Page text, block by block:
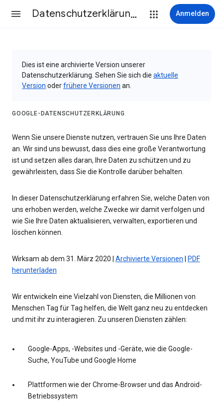
Datenschutzerklärung & Nutzungsbedingungen Anmelden
Dies ist eine archivierte Version unserer
Datenschutzerklärung. Sehen Sie sich die aktuelle
Version oderfrühere Versionen an.
GOOGLE-DATENSCHUTZERKLÄRUNG
Wenn Sie unsere Dienste nutzen, vertrauen Sie uns Ihre Daten
an. Wir sind uns bewusst, dass dies eine große Verantwortung
ist und setzen alles daran, Ihre Daten zu schützen und zu
gewährleisten, dass Sie die Kontrolle darüber behalten.
In dieser Datenschutzerklärung erfahren Sie, welche Daten von
uns erhoben werden, welche Zwecke wir damit verfolgen und
wie Sie Ihre Daten aktualisieren, verwalten, exportieren und
löschen können.
Wirksam ab dem 31. März 2020 | Archivierte Versionen
PDF
herunterladen
Wir entwickeln eine Vielzahl von Diensten, die Millionen von
Menschen Tag für Tag helfen, die Welt ganz neu zu entdecken
und mit ihr zu interagieren. Zu unseren Diensten zählen:
Google-Apps, -Websites und -Geräte, wie die Google-
Suche, YouTube und Google Home
Plattformen wie der Chrome-Browser und das Android-
Betriebssystem